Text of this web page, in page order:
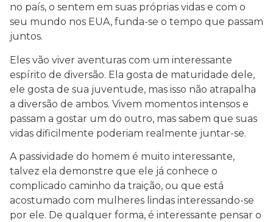
no país, o sentem em suas próprias vidas e com o
seu mundo nos EUA, funda-se o tempo que passam
juntos.
Eles vão viver aventuras com um interessante
espírito de diversão. Ela gosta de maturidade dele,
ele gosta de sua juventude, mas isso não atrapalha
a diversão de ambos. Vivem momentos intensos e
passam a gostar um do outro, mas sabem que suas
vidas dificilmente poderiam realmente juntar-se.
A passividade do homem é muito interessante,
talvez ela demonstre que ele já conhece o
complicado caminho da traição, ou que está
acostumado com mulheres lindas interessando-se
por ele. De qualquer forma, é interessante pensar o